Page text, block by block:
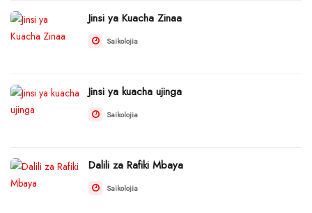
Jinsi ya Kuacha Zinaa
Saikolojia
Jinsi ya kuacha ujinga
Saikolojia
Dalili za Rafiki Mbaya
Saikolojia